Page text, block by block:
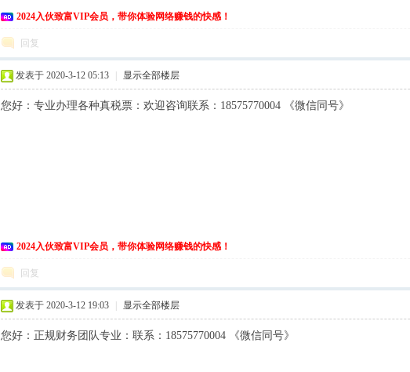
2024入伙致富VIP会员，带你体验网络赚钱的快感！
回复
发表于 2020-3-12 05:13 显示全部楼层
您好：专业办理各种真税票：欢迎咨询联系：18575770004 《微信同号》
2024入伙致富VIP会员，带你体验网络赚钱的快感！
回复
发表于 2020-3-12 19:03 显示全部楼层
您好：正规财务团队专业：联系：18575770004 《微信同号》